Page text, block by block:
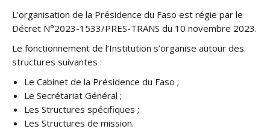
L’organisation de la Présidence du Faso est régie par le
Décret N°2023-1533/PRES-TRANS du 10 novembre 2023.
Le fonctionnement de l’Institution s’organise autour des
structures suivantes :
Le Cabinet de la Présidence du Faso ;
Le Secrétariat Général ;
Les Structures spécifiques ;
Les Structures de mission.